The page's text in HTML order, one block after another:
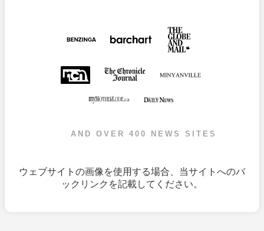
AND OVER 400 NEWS SITES
ウェブサイトの画像を使用する場合、当サイトへのバ
ックリンクを記載してください。